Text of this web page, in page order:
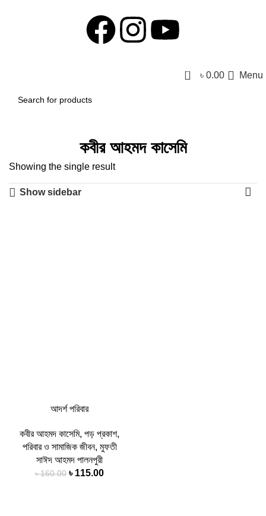
0 ৳ 0.00 Menu
কবীর আহমদ কাসেমি
Showing the single result
Show sidebar
আদর্শ পরিবার
কবীর আহমদ কাসেমি, পড় প্রকাশ,
পরিবার ও সামাজিক জীবন, মুফতী
সাঈদ আহমদ পালনপুরী
৳160.00 ৳ 115.00